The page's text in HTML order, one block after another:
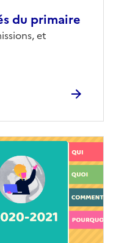
du primaire
et